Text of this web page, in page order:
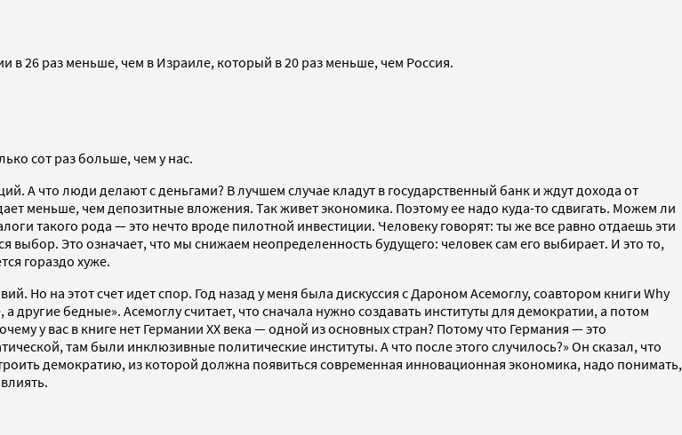
26 раз меньше, чем в Израиле, который в 20 раз меньше, чем Россия.
сот раз больше, чем у нас.
А что люди делают с деньгами? В лучшем случае кладут в государственный банк и ждут дохода от
меньше, чем депозитные вложения. Так живет экономика. Поэтому ее надо куда-то сдвигать. Можем ли
такого рода — это нечто вроде пилотной инвестиции. Человеку говорят: ты же все равно отдаешь эти
Это означает, что мы снижаем неопределенность будущего: человек сам его выбирает. И это то,
гораздо хуже.
Но на этот счет идет спор. Год назад у меня была дискуссия с Дароном Асемоглу, cоавтором книги Why
бедные». Асемоглу считает, что сначала нужно создавать институты для демократии, а потом
у вас в книге нет Германии ХХ века — одной из основных стран? Потому что Германия — это
там были инклюзивные политические институты. А что после этого случилось?» Он сказал, что
демократию, из которой должна появиться современная инновационная экономика, надо понимать,